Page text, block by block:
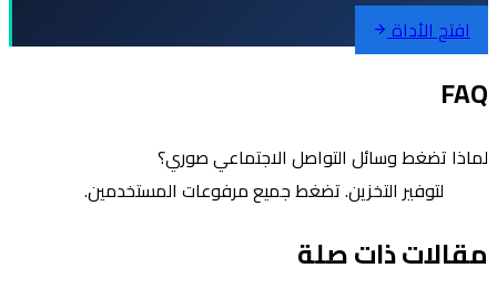
افتح الأداة
FAQ
لماذا تضغط وسائل التواصل الاجتماعي صوري؟
لتوفير التخزين. تضغط جميع مرفوعات المستخدمين.
مقالات ذات صلة